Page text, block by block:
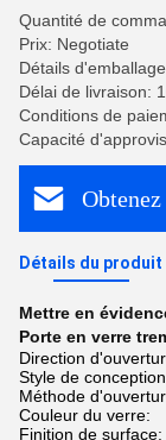
Quantité de
Prix: Negotiate
Détails
Délai de livraison:
Conditions de
Capacité
Détails du produit
Mettre en
Porte en verre
Direction
Style de
Méthode
Couleur du verre:
Finition de surface: